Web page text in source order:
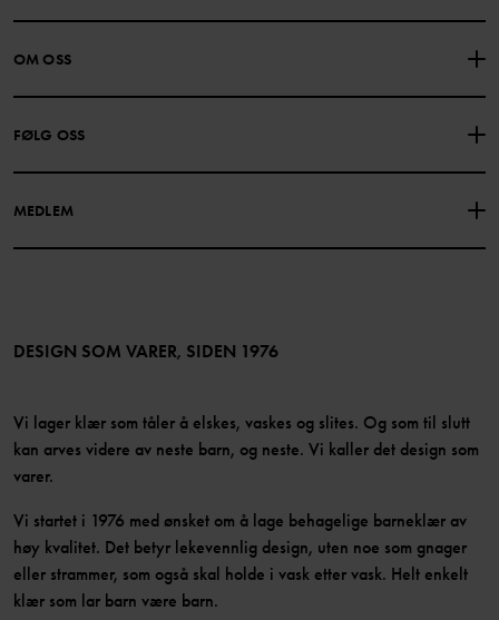
KONTAKTE OSS
GAVEKORTSALDO KJØPSVILKÅR
PERSONVERNPOLICY
OM OSS
FØLG OSS
MEDLEM
Bli medlem
DESIGN SOM VARER, SIDEN 1976
Vi lager klær som tåler å elskes, vaskes og slites. Og som til slutt
kan arves videre av neste barn, og neste. Vi kaller det design som
varer.
Vi startet i 1976 med ønsket om å lage behagelige barneklær av
høy kvalitet. Det betyr lekevennlig design, uten noe som gnager
eller strammer, som også skal holde i vask etter vask. Helt enkelt
klær som lar barn være barn.